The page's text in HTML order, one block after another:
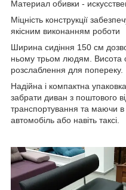
Материал обивки -
Міцність конструкції
якісним виконанням роботи
Ширина сидіння 150 см
ньому трьом людям. Висота
розслаблення для попереку.
Надійна і компактна
забрати диван з поштового
транспортування та маючи
автомобіль або навіть таксі.